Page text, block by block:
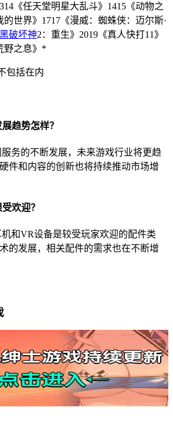
《任天堂明星大乱斗》1415《动物之
世界》1717《漫威：蜘蛛侠：迈尔斯·
破坏神2：重生》2019《真人快打11》
野之息》*
包括在内
趋势怎样？
务的不断发展，未来游戏行业将更趋
件和内容的创新也将持续推动市场增
欢迎？
和VR设备是较受玩家欢迎的配件类
的发展，相关配件的需求也在不断增